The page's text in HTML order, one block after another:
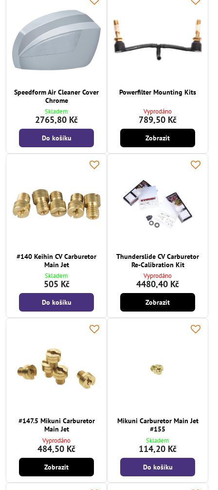
Speedform Air Cleaner Cover
Chrome
Skladem
2765,80 Kč
Do košíku
Powerfilter Mounting Kits
Vyprodáno
789,50 Kč
Zobrazit
#140 Keihin CV Carburetor
Main Jet
Skladem
505 Kč
Do košíku
Thunderslide CV Carburetor
Re-Calibration Kit
Vyprodáno
4480,40 Kč
Zobrazit
#147.5 Mikuni Carburetor
Main Jet
Vyprodáno
484,50 Kč
Zobrazit
Mikuni Carburetor Main Jet
#155
Skladem
114,20 Kč
Do košíku